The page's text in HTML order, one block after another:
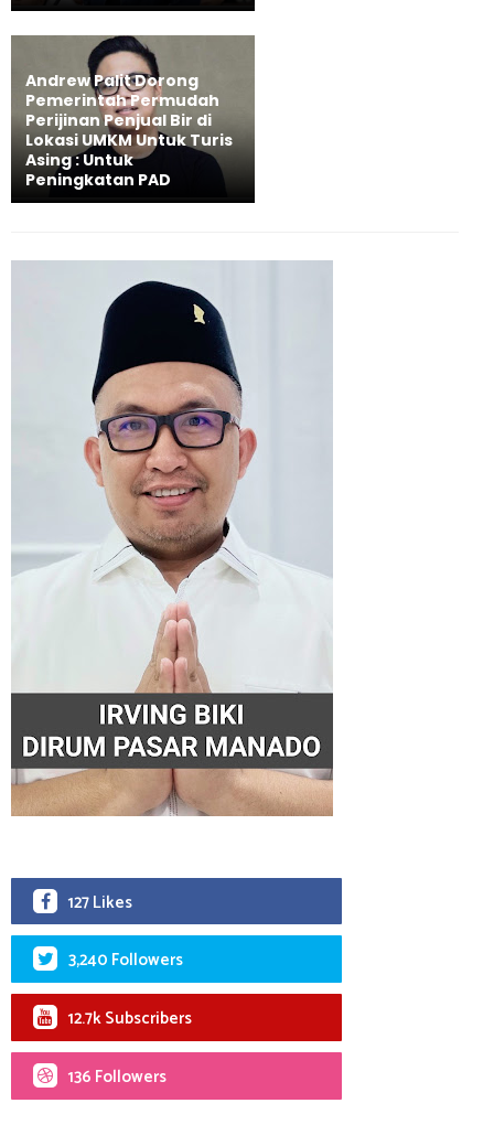
Andrew Palit Dorong
Pemerintah Permudah
Perijinan Penjual Bir di
Lokasi UMKM Untuk Turis
Asing : Untuk
Peningkatan PAD
127 Likes
3,240 Followers
12.7k Subscribers
136 Followers